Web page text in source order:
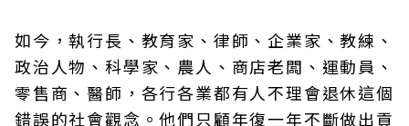
如今，執行長、教育家、律師、企業家、教練、
政治人物、科學家、農人、商店老闆、運動員、
零售商、醫師，各行各業都有人不理會退休這個
錯誤的社會觀念。他們只顧年復一年不斷做出貢